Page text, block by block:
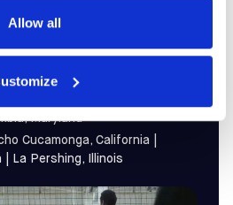
Allow all
edad.
Maryland | La Pershing,
Maryland
Cucamonga, California |
| La Pershing, Illinois